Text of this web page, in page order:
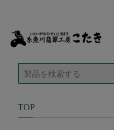
TOP